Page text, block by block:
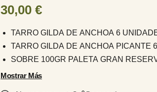
30,00 €
TARRO GILDA DE ANCHOA 6
TARRO GILDA DE ANCHOA PICANTE
SOBRE 100GR PALETA GRAN
PICOS RÚSTICOS PREMIUM 150GR
Mostrar Más